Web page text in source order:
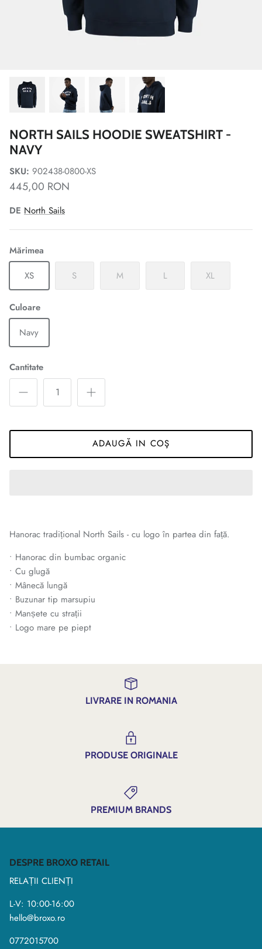
NORTH SAILS HOODIE SWEATSHIRT -
NAVY
SKU: 902438-0800-XS
445,00 RON
DE North Sails
Mărimea
XS
S M L XL
Culoare
Navy
Cantitate
ADAUGĂ IN COŞ
Hanorac tradițional North Sails - cu logo în partea din față.
• Hanorac din bumbac organic
• Cu glugă
• Mânecă lungă
• Buzunar tip marsupiu
• Manșete cu strații
• Logo mare pe piept
LIVRARE IN ROMANIA
PRODUSE ORIGINALE
PREMIUM BRANDS
DESPRE BROXO RETAIL
RELAȚII CLIENȚI
L-V: 10:00-16:00
hello@broxo.ro
0772015700